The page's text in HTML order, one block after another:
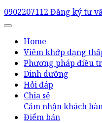
0902207112 Đăng ký tư
Home
Viêm khớp dạng
Phương pháp điều
Dinh dưỡng
Hỏi đáp
Chia sẻ
Cảm nhận khách
Điểm bán